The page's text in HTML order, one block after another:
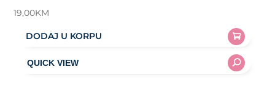
19,00KM
DODAJ U KORPU